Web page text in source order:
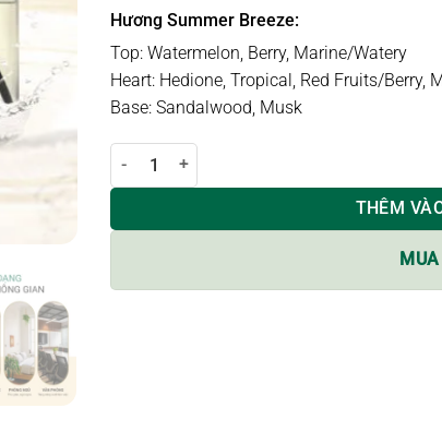
Hương Summer Breeze:
Top: Watermelon, Berry, Marine/Watery
Heart: Hedione, Tropical, Red Fruits/Berry,
Base: Sandalwood, Musk
Lọ khuếch tán hương SUMMER BREEZE | 100ml
THÊM